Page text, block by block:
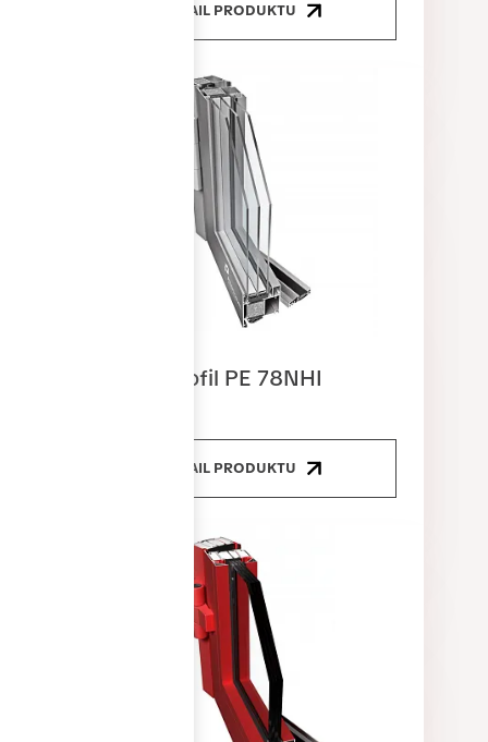
DETAIL PRODUKTU
Dveřní profil PE 78NHI
DETAIL PRODUKTU